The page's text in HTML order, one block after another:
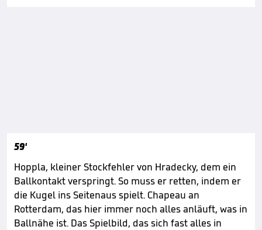
59'
Hoppla, kleiner Stockfehler von Hradecky, dem ein
Ballkontakt verspringt. So muss er retten, indem er
die Kugel ins Seitenaus spielt. Chapeau an
Rotterdam, das hier immer noch alles anläuft, was in
Ballnähe ist. Das Spielbild, das sich fast alles in